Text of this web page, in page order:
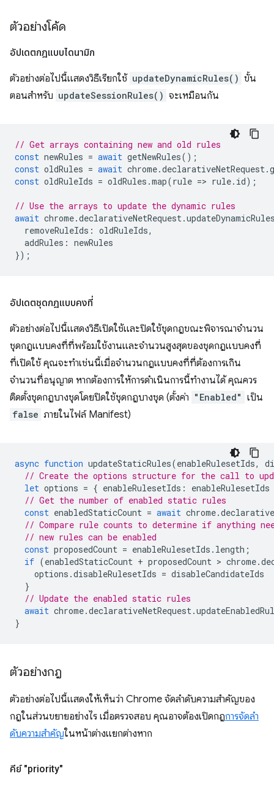
ตัวอย่างโค้ด
อัปเดตกฎแบบไดนามิก
ตัวอย่างต่อไปนี้แสดงวิธีเรียกใช้ updateDynamicRules() ขั้น
ตอนสำหรับ updateSessionRules() จะเหมือนกัน
// Get arrays containing new and old rules
const newRules = await getNewRules();
const oldRules = await chrome.declarativeNetRequest.
const oldRuleIds = oldRules .map(rule => rule. id);
// Use the arrays to update the dynamic rules
await chrome.declarativeNetRequest.
removeRuleIds : oldRuleIds,
addRules : newRules
});
อัปเดตชุดกฎแบบคงที่
ตัวอย่างต่อไปนี้แสดงวิธีเปิดใช้และปิดใช้ชุดกฎขณะพิจารณาจำนวน
ชุดกฎแบบคงที่ที่พร้อมใช้งานและจำนวนสูงสุดของชุดกฎแบบคงที่
ที่เปิดใช้ คุณจะทำเช่นนี้เมื่อจำนวนกฎแบบคงที่ที่ต้องการเกิน
จำนวนที่อนุญาต หากต้องการให้การดำเนินการนี้ทำงานได้ คุณควร
ติดตั้งชุดกฎบางชุดโดยปิดใช้ชุดกฎบางชุด (ตั้งค่า "Enabled" เป็น
false ภายในไฟล์ Manifest)
async function updateStaticRules(enableRulesetIds,
// Create the options structure for the call to
let options = { enableRulesetIds :
enableRulesetIds
// Get the number of enabled static rules
const enabledStaticCount = await chrome.
// Compare rule counts to determine if anything
// new rules can be enabled
const proposedCount = enableRulesetIds . length ;
if (enabledStaticCount + proposedCount > chrome.
options .disableRulesetIds = disableCandidateIds
}
// Update the enabled static rules
await chrome.declarativeNetRequest.
}
ตัวอย่างกฎ
ตัวอย่างต่อไปนี้แสดงให้เห็นว่า Chrome จัดลำดับความสำคัญของ
กฎในส่วนขยายอย่างไร เมื่อตรวจสอบ คุณอาจต้องเปิดกฎการจัดลํา
ดับความสําคัญในหน้าต่างแยกต่างหาก
คีย์ "priority"